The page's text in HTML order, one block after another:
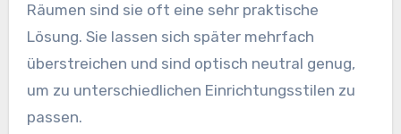
Räumen sind sie oft eine sehr praktische
Lösung. Sie lassen sich später mehrfach
überstreichen und sind optisch neutral genug,
um zu unterschiedlichen Einrichtungsstilen zu
passen.